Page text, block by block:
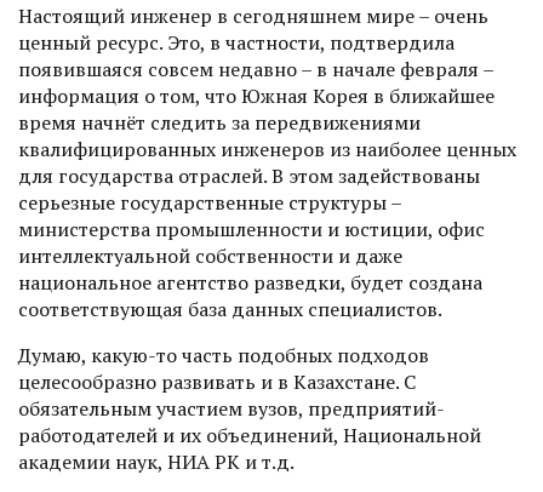
Настоящий инженер в сегодняшнем мире – очень
ценный ресурс. Это, в частности, подтвердила
появившаяся совсем недавно – в начале февраля –
информация о том, что Южная Корея в ближайшее
время начнёт следить за передвижениями
квалифицированных инженеров из наиболее ценных
для государства отраслей. В этом задействованы
серьезные государственные структуры –
министерства промышленности и юстиции, офис
интеллектуальной собственности и даже
национальное агентство разведки, будет создана
соответствующая база данных специалистов.
Думаю, какую-то часть подобных подходов
целесообразно развивать и в Казахстане. С
обязательным участием вузов, предприятий-
работодателей и их объединений, Национальной
академии наук, НИА РК и т.д.